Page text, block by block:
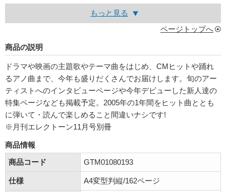
もっと見る
ページトップへ
商品の説明
ドラマや映画の主題歌やテーマ曲をはじめ、CMヒットや踊れ
るアノ曲まで、今年も盛りだくさんでお届けします。旬のアー
ティストへのインタビューページや今年デビューした新人達の
特集ページなども掲載予定。2005年の1年間をヒット曲ととも
に弾いて・読んで楽しめること間違いナシです!
※月刊エレクトーン11月号別冊
商品情報
商品コード
GTM01080193
仕様 A4変型判縦/162ページ